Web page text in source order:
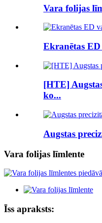
Vara folijas
Ekranētas
[HTE]
ko...
Augstas
Vara folijas līmlente
Īss apraksts: